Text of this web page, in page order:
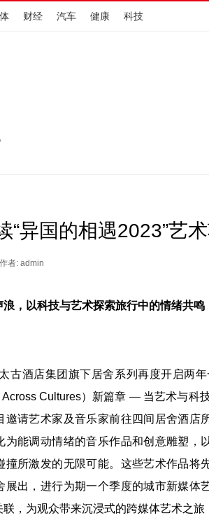
财经 汽车 健康 科技
“异国的相遇2023”艺
作者: admin
，以科技与艺术探索旅行中的情绪共鸣
古酒店集团旗下居舍系列再度开启两
Across Cultures）新篇章 — 当艺术与科
邀请艺术家及音乐家前往四间居舍酒店
为能调动情绪的音乐作品和创意雕塑，
撞所激发的无限可能。这些艺术作品将
展出，进行为期一个季度的城市新媒体
，为观众带来沉浸式的跨媒体艺术之